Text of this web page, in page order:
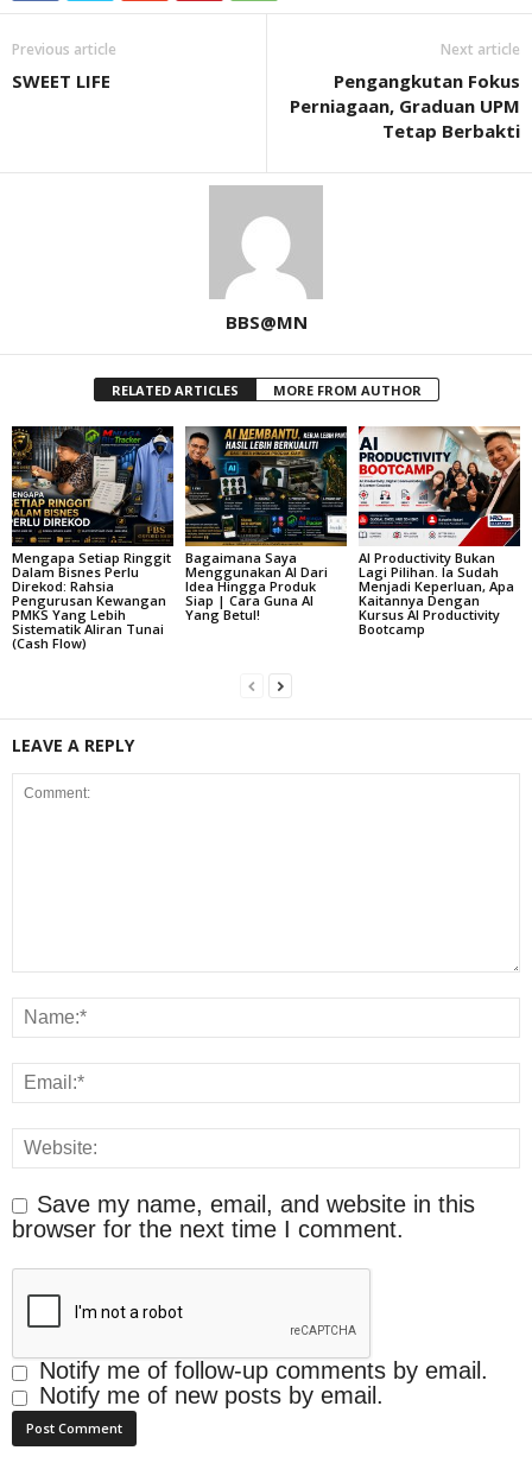
Previous article
SWEET LIFE
Next article
Pengangkutan Fokus
Perniagaan, Graduan UPM
Tetap Berbakti
BBS@MN
RELATED ARTICLES MORE FROM AUTHOR
Mengapa Setiap Ringgit
Dalam Bisnes Perlu
Direkod: Rahsia
Pengurusan Kewangan
PMKS Yang Lebih
Sistematik Aliran Tunai
(Cash Flow)
Bagaimana Saya
Menggunakan AI Dari
Idea Hingga Produk
Siap | Cara Guna AI
Yang Betul!
AI Productivity Bukan
Lagi Pilihan. Ia Sudah
Menjadi Keperluan, Apa
Kaitannya Dengan
Kursus AI Productivity
Bootcamp
LEAVE A REPLY
Save my name, email, and website in this
browser for the next time I comment.
Notify me of follow-up comments by email.
Notify me of new posts by email.